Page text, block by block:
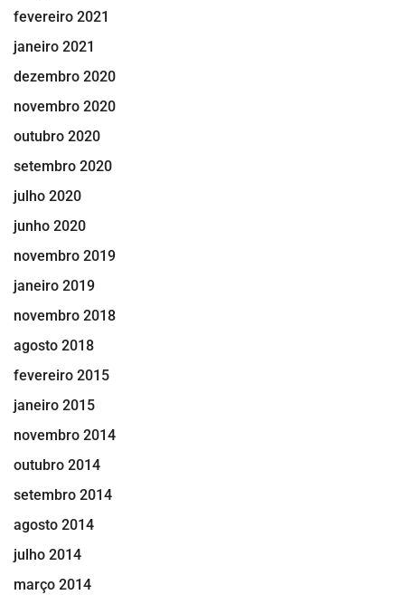
fevereiro 2021
janeiro 2021
dezembro 2020
novembro 2020
outubro 2020
setembro 2020
julho 2020
junho 2020
novembro 2019
janeiro 2019
novembro 2018
agosto 2018
fevereiro 2015
janeiro 2015
novembro 2014
outubro 2014
setembro 2014
agosto 2014
julho 2014
março 2014